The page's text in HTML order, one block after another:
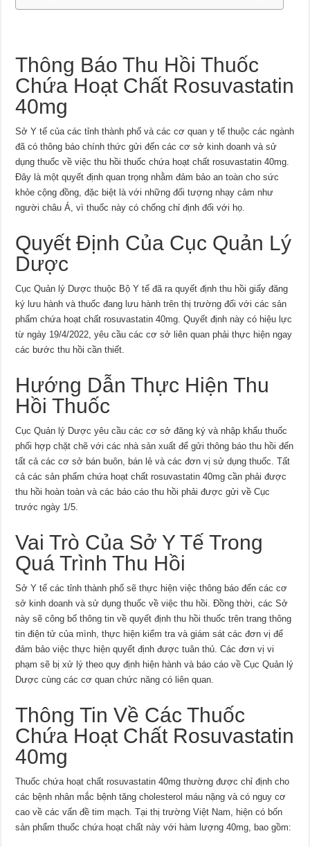
Thông Báo Thu Hồi Thuốc
Chứa Hoạt Chất Rosuvastatin
40mg
Sở Y tế của các tỉnh thành phố và các cơ quan y tế thuộc các ngành
đã có thông báo chính thức gửi đến các cơ sở kinh doanh và sử
dụng thuốc về việc thu hồi thuốc chứa hoạt chất rosuvastatin 40mg.
Đây là một quyết định quan trọng nhằm đảm bảo an toàn cho sức
khỏe cộng đồng, đặc biệt là với những đối tượng nhạy cảm như
người châu Á, vì thuốc này có chống chỉ định đối với họ.
Quyết Định Của Cục Quản Lý
Dược
Cục Quản lý Dược thuộc Bộ Y tế đã ra quyết định thu hồi giấy đăng
ký lưu hành và thuốc đang lưu hành trên thị trường đối với các sản
phẩm chứa hoạt chất rosuvastatin 40mg. Quyết định này có hiệu lực
từ ngày 19/4/2022, yêu cầu các cơ sở liên quan phải thực hiện ngay
các bước thu hồi cần thiết.
Hướng Dẫn Thực Hiện Thu
Hồi Thuốc
Cục Quản lý Dược yêu cầu các cơ sở đăng ký và nhập khẩu thuốc
phối hợp chặt chẽ với các nhà sản xuất để gửi thông báo thu hồi đến
tất cả các cơ sở bán buôn, bán lẻ và các đơn vị sử dụng thuốc. Tất
cả các sản phẩm chứa hoạt chất rosuvastatin 40mg cần phải được
thu hồi hoàn toàn và các báo cáo thu hồi phải được gửi về Cục
trước ngày 1/5.
Vai Trò Của Sở Y Tế Trong
Quá Trình Thu Hồi
Sở Y tế các tỉnh thành phố sẽ thực hiện việc thông báo đến các cơ
sở kinh doanh và sử dụng thuốc về việc thu hồi. Đồng thời, các Sở
này sẽ công bố thông tin về quyết định thu hồi thuốc trên trang thông
tin điện tử của mình, thực hiện kiểm tra và giám sát các đơn vị để
đảm bảo việc thực hiện quyết định được tuân thủ. Các đơn vị vi
phạm sẽ bị xử lý theo quy định hiện hành và báo cáo về Cục Quản lý
Dược cùng các cơ quan chức năng có liên quan.
Thông Tin Về Các Thuốc
Chứa Hoạt Chất Rosuvastatin
40mg
Thuốc chứa hoạt chất rosuvastatin 40mg thường được chỉ định cho
các bệnh nhân mắc bệnh tăng cholesterol máu nặng và có nguy cơ
cao về các vấn đề tim mạch. Tại thị trường Việt Nam, hiện có bốn
sản phẩm thuốc chứa hoạt chất này với hàm lượng 40mg, bao gồm: